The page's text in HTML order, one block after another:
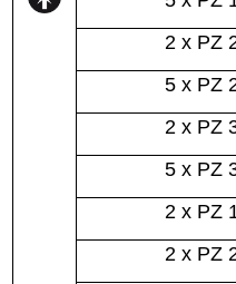
2 x PZ
5 x PZ
2 x PZ
5 x PZ
2 x PZ
2 x PZ